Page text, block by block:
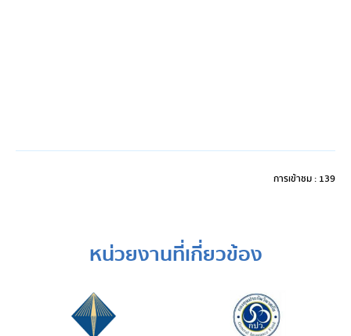
การเข้าชม : 139
หน่วยงานที่เกี่ยวข้อง